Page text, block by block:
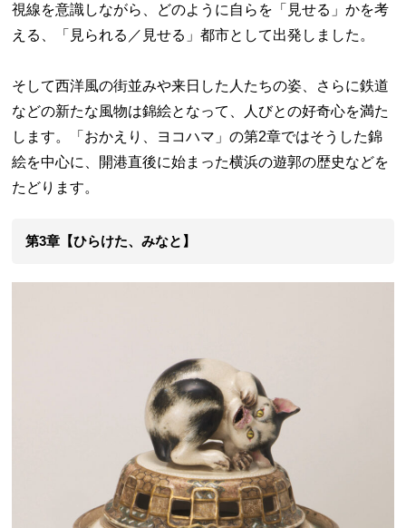
視線を意識しながら、どのように自らを「見せる」かを考
える、「見られる／見せる」都市として出発しました。
そして西洋風の街並みや来日した人たちの姿、さらに鉄道
などの新たな風物は錦絵となって、人びとの好奇心を満た
します。「おかえり、ヨコハマ」の第2章ではそうした錦
絵を中心に、開港直後に始まった横浜の遊郭の歴史などを
たどります。
第3章【ひらけた、みなと】